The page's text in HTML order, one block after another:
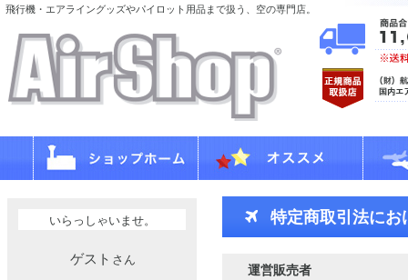
飛行機・エアライングッズやパイロット用品まで扱う、空の専門店。
いらっしゃいませ。
ゲスト さん
特定商取引法にお
運営販売者